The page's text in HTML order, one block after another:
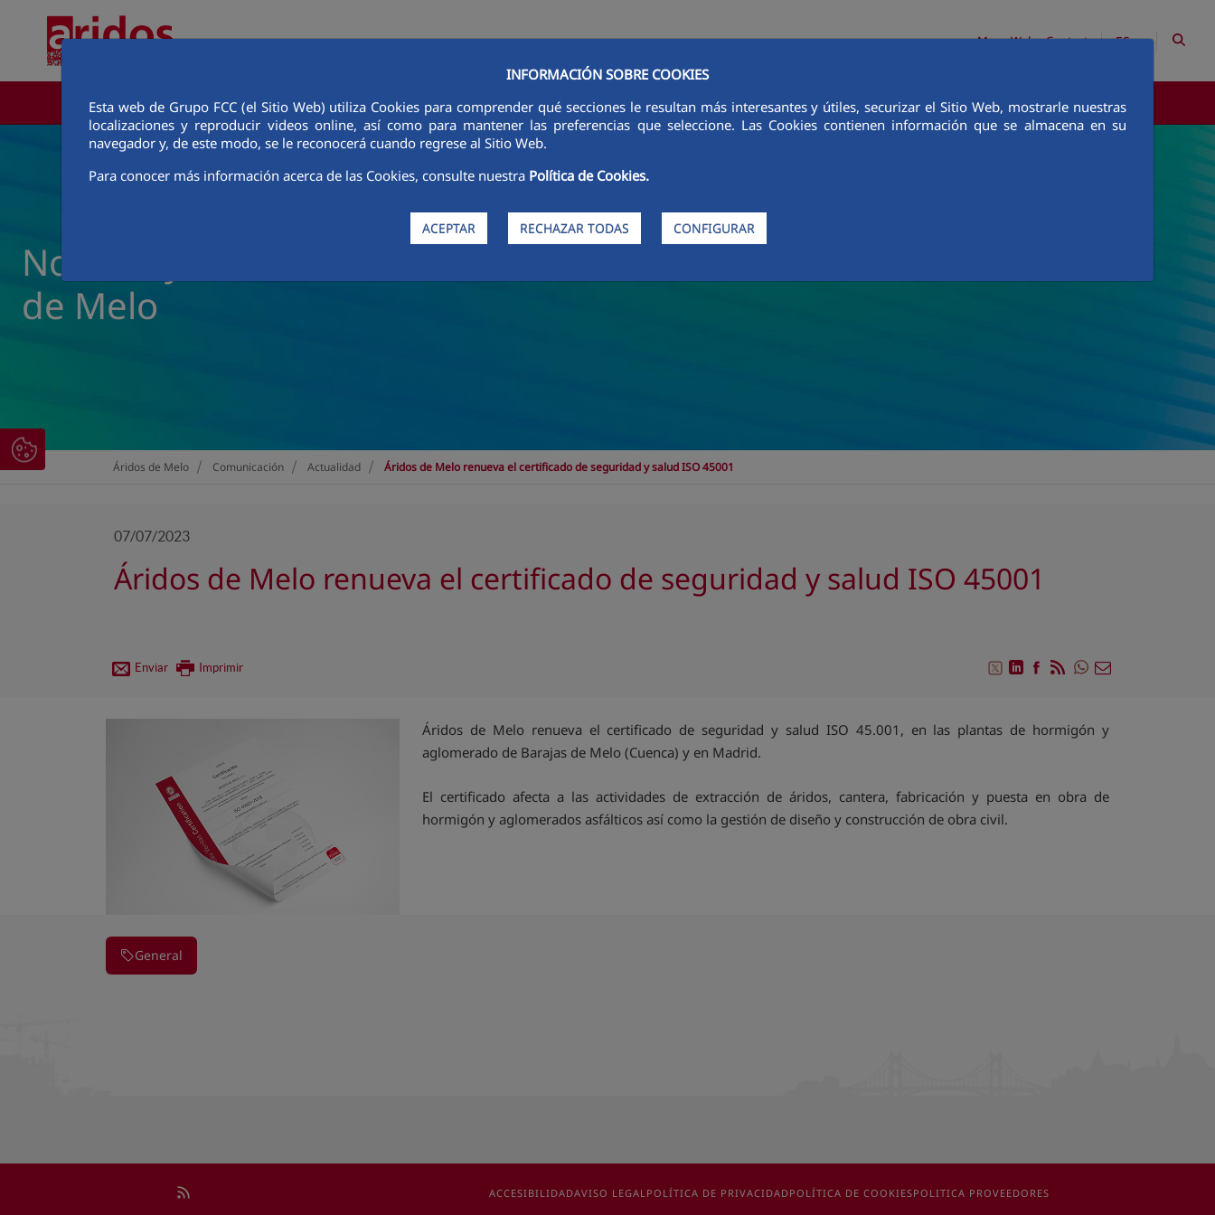
Saltar al contenido principal
INFORMACIÓN SOBRE COOKIES
Esta web de Grupo FCC (el Sitio Web) utiliza Cookies para comprender qué secciones le resultan más interesantes y útiles, securizar el Sitio Web, mostrarle nuestras
localizaciones y reproducir videos online, así como para mantener las preferencias que seleccione. Las Cookies contienen información que se almacena en su
navegador y, de este modo, se le reconocerá cuando regrese al Sitio Web.
Para conocer más información acerca de las Cookies, consulte nuestra Política de Cookies.
ACEPTAR RECHAZAR TODAS CONFIGURAR
Mapa Web Contacto ES
ÁREA CORPORATIVA LÍNEAS DE ACTIVIDAD SOSTENIBILIDAD ÉTICA E INTEGRIDAD COMUNICACIÓN
Noticias y actualidad de Áridos
de Melo
Áridos de Melo Comunicación >Actualidad >Áridos de Melo renueva el certificado de seguridad y salud ISO 45001
07/07/2023
Áridos de Melo renueva el certificado de seguridad y salud ISO 45001
Enviar Imprimir Compartir en Twitter
Compartir en Linkedin
Compartir en Facebook
RSSCompartir en
Áridos de Melo renueva el certificado de seguridad y salud ISO 45.001, en las plantas de hormigón y
aglomerado de Barajas de Melo (Cuenca) y en Madrid.
El certificado afecta a las actividades de extracción de áridos, cantera, fabricación y puesta en obra de
hormigón y aglomerados asfálticos así como la gestión de diseño y construcción de obra civil.
General
ACCESIBILIDADAVISO LEGALPOLÍTICA DE PRIVACIDADPOLÍTICA DE COOKIESPOLITICA PROVEEDORES